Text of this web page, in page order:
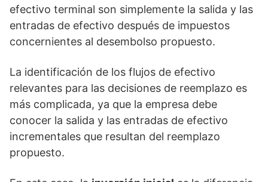
efectivo terminal son simplemente la salida y las
entradas de efectivo después de impuestos
concernientes al desembolso propuesto.
La identificación de los flujos de efectivo
relevantes para las decisiones de reemplazo es
más complicada, ya que la empresa debe
conocer la salida y las entradas de efectivo
incrementales que resultan del reemplazo
propuesto.